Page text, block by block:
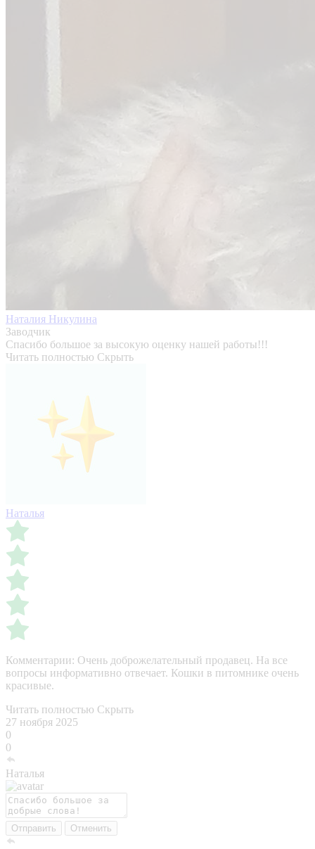
Наталия Никулина
Заводчик
Спасибо большое за высокую оценку нашей работы!!!
Читать полностью Скрыть
Наталья
Комментарии: Очень доброжелательный продавец. На все
вопросы информативно отвечает. Кошки в питомнике очень
красивые.
Читать полностью Скрыть
27 ноября 2025
0
0
Наталья
Отправить Отменить